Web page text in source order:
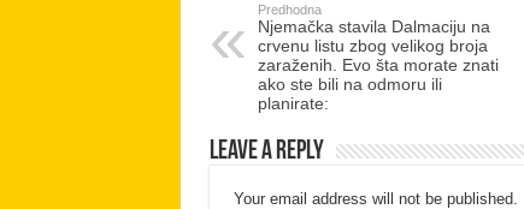
Predhodna
Njemačka stavila Dalmaciju na
crvenu listu zbog velikog broja
zaraženih. Evo šta morate znati
ako ste bili na odmoru ili
planirate:
Leave a Reply
Your email address will not be published.